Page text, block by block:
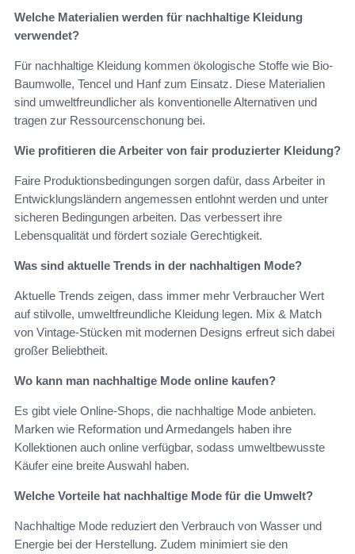
Welche Materialien werden für nachhaltige Kleidung
verwendet?
Für nachhaltige Kleidung kommen ökologische Stoffe wie Bio-
Baumwolle, Tencel und Hanf zum Einsatz. Diese Materialien
sind umweltfreundlicher als konventionelle Alternativen und
tragen zur Ressourcenschonung bei.
Wie profitieren die Arbeiter von fair produzierter Kleidung?
Faire Produktionsbedingungen sorgen dafür, dass Arbeiter in
Entwicklungsländern angemessen entlohnt werden und unter
sicheren Bedingungen arbeiten. Das verbessert ihre
Lebensqualität und fördert soziale Gerechtigkeit.
Was sind aktuelle Trends in der nachhaltigen Mode?
Aktuelle Trends zeigen, dass immer mehr Verbraucher Wert
auf stilvolle, umweltfreundliche Kleidung legen. Mix & Match
von Vintage-Stücken mit modernen Designs erfreut sich dabei
großer Beliebtheit.
Wo kann man nachhaltige Mode online kaufen?
Es gibt viele Online-Shops, die nachhaltige Mode anbieten.
Marken wie Reformation und Armedangels haben ihre
Kollektionen auch online verfügbar, sodass umweltbewusste
Käufer eine breite Auswahl haben.
Welche Vorteile hat nachhaltige Mode für die Umwelt?
Nachhaltige Mode reduziert den Verbrauch von Wasser und
Energie bei der Herstellung. Zudem minimiert sie den